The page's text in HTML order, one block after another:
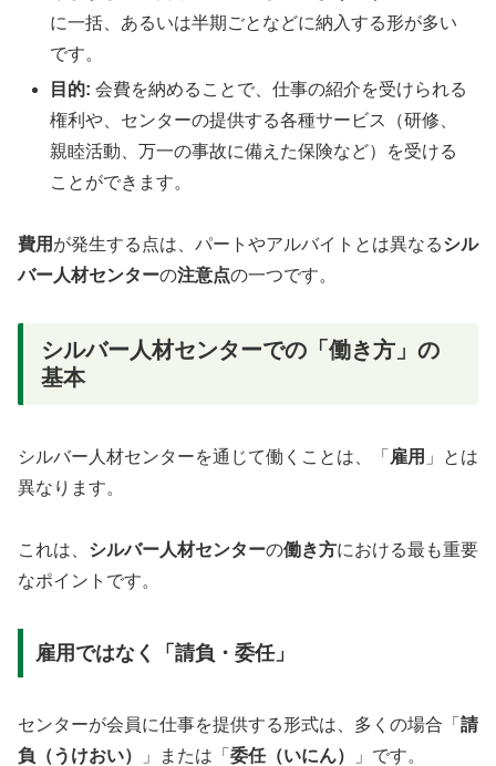
に一括、あるいは半期ごとなどに納入する形が多い
です。
目的: 会費を納めることで、仕事の紹介を受けられる
権利や、センターの提供する各種サービス（研修、
親睦活動、万一の事故に備えた保険など）を受ける
ことができます。
費用 が発生する点は、パートやアルバイトとは異なるシル
バー人材センターの注意点の一つです。
シルバー人材センターでの「働き方」の
基本
シルバー人材センターを通じて働くことは、「 雇用 」とは
異なります。
これは、 シルバー人材センターの働き方における最も重要
なポイントです。
雇用ではなく「請負・委任」
センターが会員に仕事を提供する形式は、多くの場合「 請
負（うけおい）
」または「 委任（いにん） 」です。